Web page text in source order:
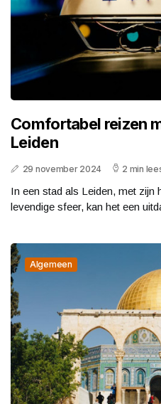
Comfortabel reizen
Leiden
29 november 2024 2 min
In een stad als Leiden, met zijn
levendige sfeer, kan het een
Algemeen